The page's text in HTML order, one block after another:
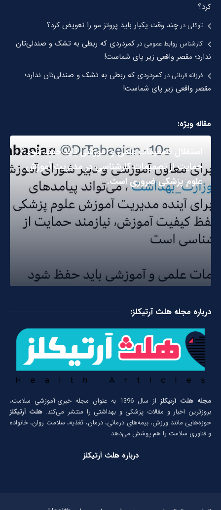
کرد؟
توکلیدرچند وقت یکبار باید پروتز مو را تعویض کرد؟
کارشناس روابط عمومیدر کمردردی که ربطی به تشک و صندلی‌تان
ندارد؛ مقصر واقعی زیر پای شماست!
فرزانه قربانیدر کمردردی که ربطی به تشک و صندلی‌تان ندارد؛
مقصر واقعی زیر پای شماست!
مقاله ویژه:
استقلال تصمیمات علمی و آموزشی باید حفظ شود /
حمایت از تصمیمات کارشناسی در مدیریت آموزش
علوم پزشکی ضروری است.
درباره مجله هلث آرتیکلز:
مجله هلث آرتیکلز
از سال 1396 به عنوان مجله خبری-آموزشی سلامت،
بروزترین اخبار و مقالات پزشکی و بهداشتی را منتشر می‌کند.هلث آرتیکلز
حوزه‌هایی مانند ورزش، بیمه‌های درمانی، درمان، تغذیه، سلامت روان، خانواده
و فناوری سلامت را هم پوشش می‌دهد.
درباره هلث آرتیکلز